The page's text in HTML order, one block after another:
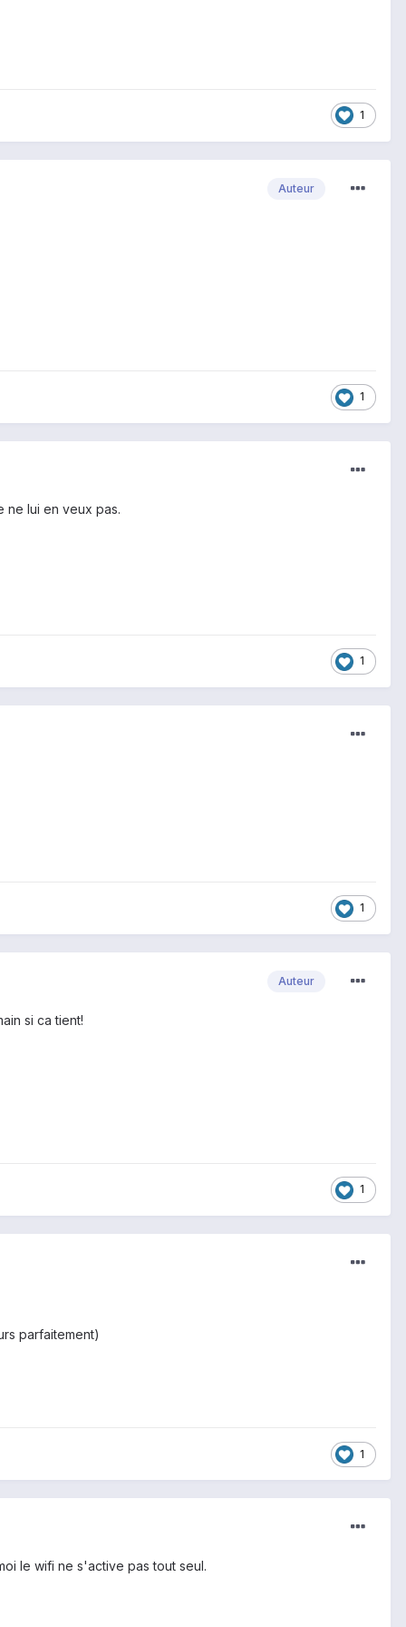
1
Auteur
1
ne lui en veux pas.
1
1
Auteur
si ca tient!
1
parfaitement)
1
le wifi ne s'active pas tout seul.